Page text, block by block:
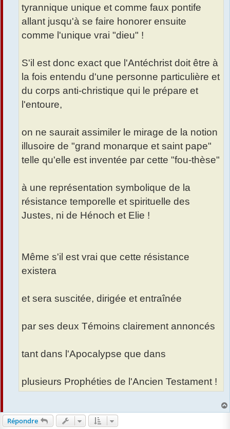
tyrannique unique et comme faux pontife
allant jusqu'à se faire honorer ensuite
comme l'unique vrai "dieu" !
S'il est donc exact que l'Antéchrist doit être à
la fois entendu d'une personne particulière et
du corps anti-christique qui le prépare et
l'entoure,
on ne saurait assimiler le mirage de la notion
illusoire de "grand monarque et saint pape"
telle qu'elle est inventée par cette "fou-thèse"
à une représentation symbolique de la
résistance temporelle et spirituelle des
Justes, ni de Hénoch et Elie !
Même s'il est vrai que cette résistance
existera
et sera suscitée, dirigée et entraînée
par ses deux Témoins clairement annoncés
tant dans l'Apocalypse que dans
plusieurs Prophéties de l'Ancien Testament !
Répondre